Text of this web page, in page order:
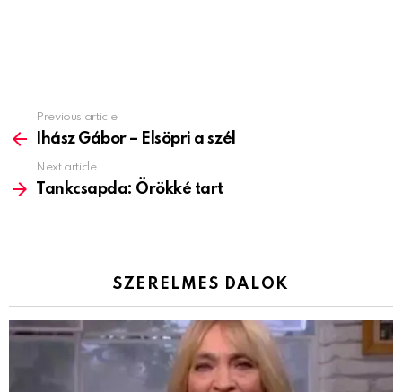
more
Previous article
Ihász Gábor – Elsöpri a szél
Next article
Tankcsapda: Örökké tart
SZERELMES DALOK